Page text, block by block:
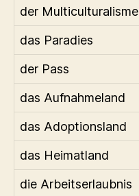
der Multiculturalisme
das Paradies
der Pass
das Aufnahmeland
das Adoptionsland
das Heimatland
die Arbeitserlaubnis